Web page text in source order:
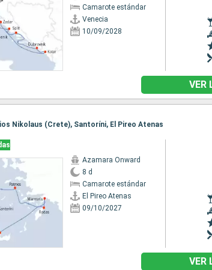
Camarote estándar
Venecia
10/09/2028
VER
Nikolaus (Crete), Santoríni, El Pireo Atenas
Azamara Onward
8 d
Camarote estándar
El Pireo Atenas
09/10/2027
VER